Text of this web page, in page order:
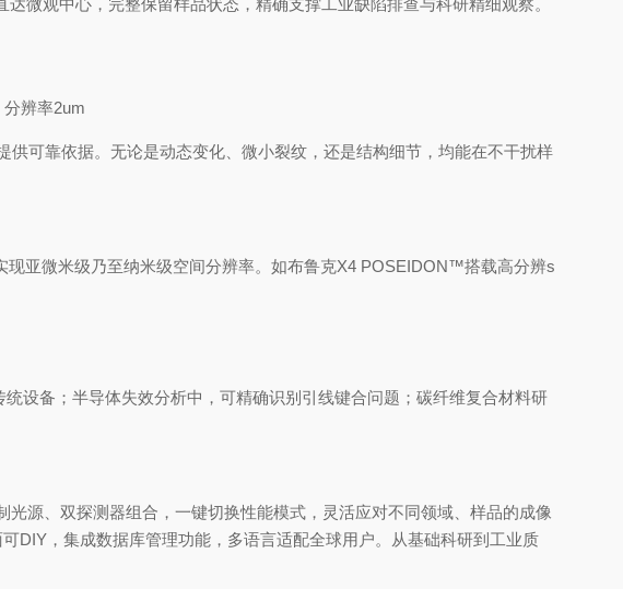
微观中心，完整保留样品状态，精确支撑工业缺陷排查与科研精细观察。
辨率2um
可靠依据。无论是动态变化、微小裂纹，还是结构细节，均能在不干扰样
亚微米级乃至纳米级空间分辨率。如布鲁克X4 POSEIDON™搭载高分辨s
设备；半导体失效分析中，可精确识别引线键合问题；碳纤维复合材料研
源、双探测器组合，一键切换性能模式，灵活应对不同领域、样品的成像
DIY，集成数据库管理功能，多语言适配全球用户。从基础科研到工业质